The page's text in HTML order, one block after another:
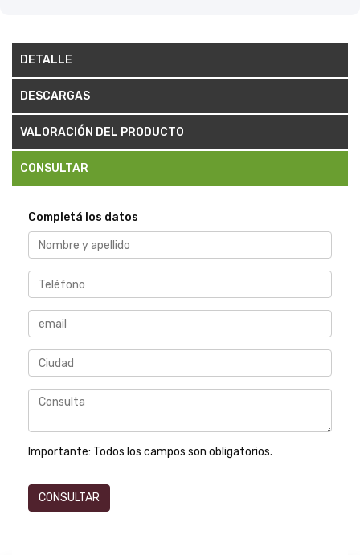
DETALLE
DESCARGAS
VALORACIÓN DEL PRODUCTO
CONSULTAR
Completá los datos
Importante: Todos los campos son obligatorios.